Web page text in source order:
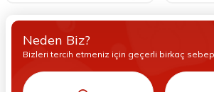
Neden Biz?
Bizleri tercih etmeniz için geçerli birkaç